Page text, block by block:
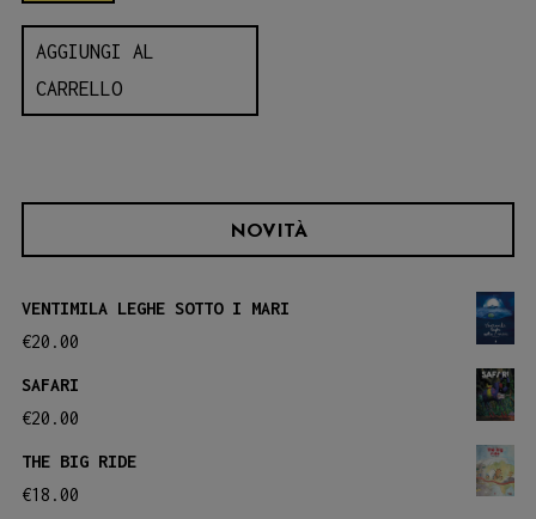
AGGIUNGI AL
CARRELLO
NOVITÀ
VENTIMILA LEGHE SOTTO I MARI
€20.00
SAFARI
€20.00
THE BIG RIDE
€18.00